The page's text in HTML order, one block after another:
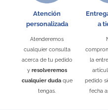
Atención
personalizada
Atenderemos
cualquier consulta
acerca de tu pedido
y resolveremos
cualquier dudaque
tengas.
a
la
pedido
fecha